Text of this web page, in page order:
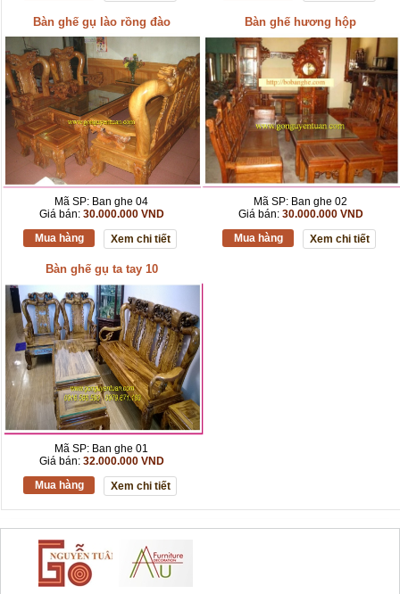
Bàn ghế gụ lào rồng đào
Mã SP: Ban ghe 04
Giá bán: 30.000.000 VND
Mua hàng
Xem chi tiết
Bàn ghế hương hộp
Mã SP: Ban ghe 02
Giá bán: 30.000.000 VND
Mua hàng
Xem chi tiết
Bàn ghế gụ ta tay 10
Mã SP: Ban ghe 01
Giá bán: 32.000.000 VND
Mua hàng
Xem chi tiết